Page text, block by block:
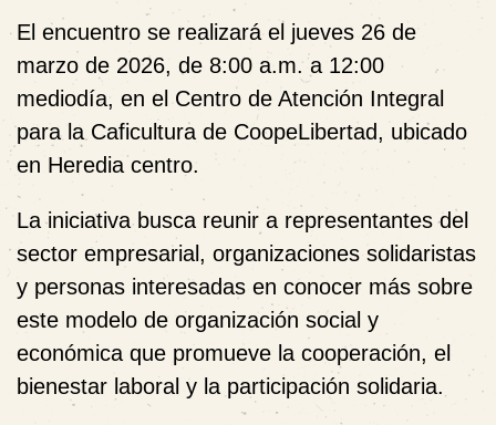
El encuentro se realizará el jueves 26 de
marzo de 2026, de 8:00 a.m. a 12:00
mediodía, en el Centro de Atención Integral
para la Caficultura de CoopeLibertad, ubicado
en Heredia centro.
La iniciativa busca reunir a representantes del
sector empresarial, organizaciones solidaristas
y personas interesadas en conocer más sobre
este modelo de organización social y
económica que promueve la cooperación, el
bienestar laboral y la participación solidaria.